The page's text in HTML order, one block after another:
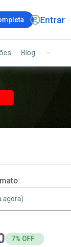
Entrar
vazio.
Blog
7% OFF